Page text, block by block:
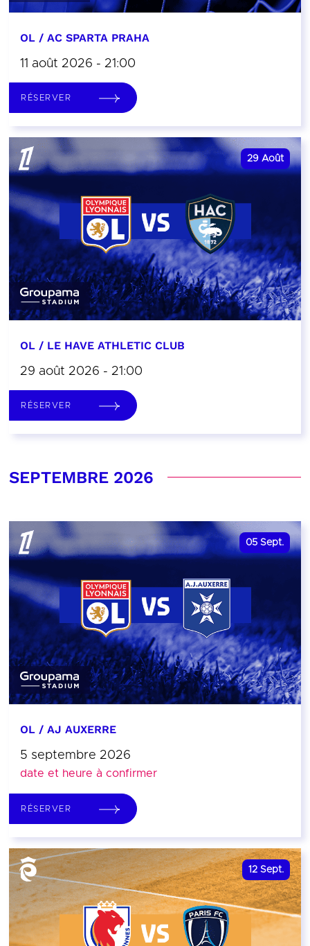
OL / AC SPARTA PRAHA
11 août 2026 - 21:00
RÉSERVER
29 Août
OL / LE HAVE ATHLETIC CLUB
29 août 2026 - 21:00
RÉSERVER
SEPTEMBRE 2026
05 Sept.
OL / AJ AUXERRE
5 septembre 2026
date et heure à confirmer
RÉSERVER
12 Sept.